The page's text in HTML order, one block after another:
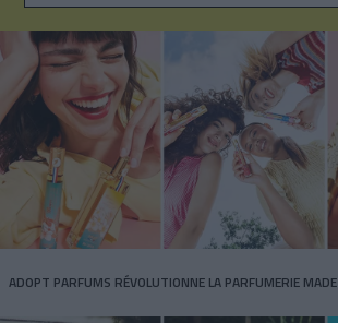
ADOPT PARFUMS RÉVOLUTIONNE LA PARFUMERIE